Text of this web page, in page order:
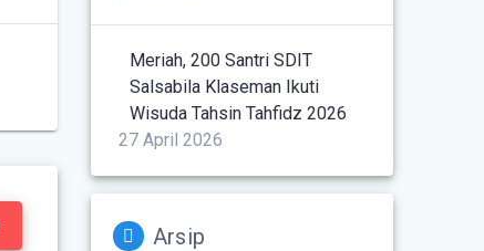
Meriah, 200 Santri SDIT
Salsabila Klaseman Ikuti
Wisuda Tahsin Tahfidz 2026
27 April 2026
Arsip